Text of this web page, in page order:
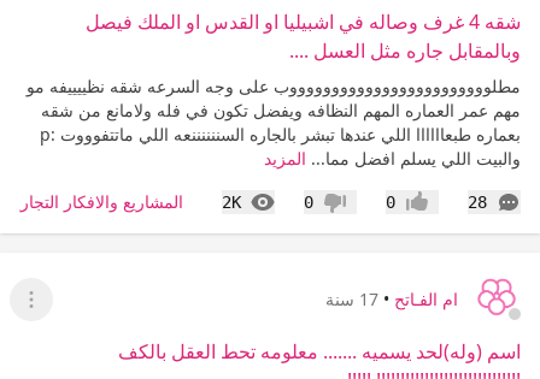
شقه 4 غرف وصاله في اشبيليا او القدس او الملك فيصل
وبالمقابل جاره مثل العسل ....
مطلووووووووووووووووووووووووب على وجه السرعه شقه نظييييفه مو
مهم عمر العماره المهم النظافه ويفضل تكون في فله ولامانع من شقه
بعماره طبعاااااا اللي عندها تبشر بالجاره السننننننعه اللي ماتتفوووت :p
والبيت اللي يسلم افضل مما... المزيد
28
التعليقات إعجاب0 عدم إعجاب
0
2K
المشاهدات المشاريع والافكار
ام الفـاتح • 17 سنة
عرض
اسم (وله)لحد يسميه ....... معلومه تحط العقل بالكف